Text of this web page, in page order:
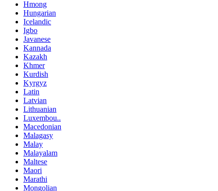
Hmong
Hungarian
Icelandic
Igbo
Javanese
Kannada
Kazakh
Khmer
Kurdish
Kyrgyz
Latin
Latvian
Lithuanian
Luxembou..
Macedonian
Malagasy
Malay
Malayalam
Maltese
Maori
Marathi
Mongolian